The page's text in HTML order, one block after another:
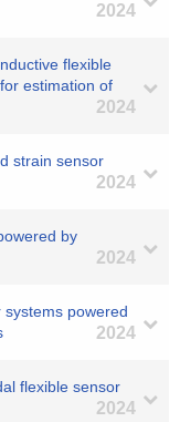
2024
flexible
estimation of
2024
strain sensor
2024
by
2024
powered
2024
flexible sensor
2024